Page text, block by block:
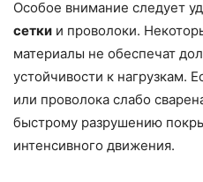
Особое внимание следует
сетки и проволоки.
материалы не обеспечат
устойчивости к нагрузкам.
или проволока слабо
быстрому разрушению
интенсивного движения.